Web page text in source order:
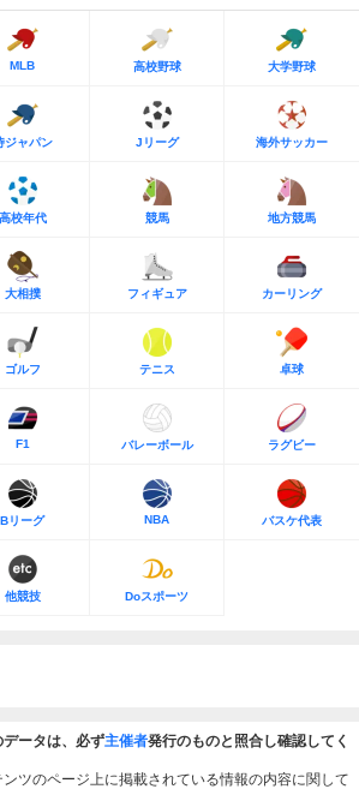
MLB 高校野球 大学野球
ジャパン Jリーグ 海外サッカー
高校年代 競馬 地方競馬
大相撲 フィギュア カーリング
ゴルフ テニス 卓球
F1 バレーボール ラグビー
Bリーグ NBA バスケ代表
他競技 Doスポーツ
ータは、必ず主催者発行のものと照合し確認してく
ツのページ上に掲載されている情報の内容に関して